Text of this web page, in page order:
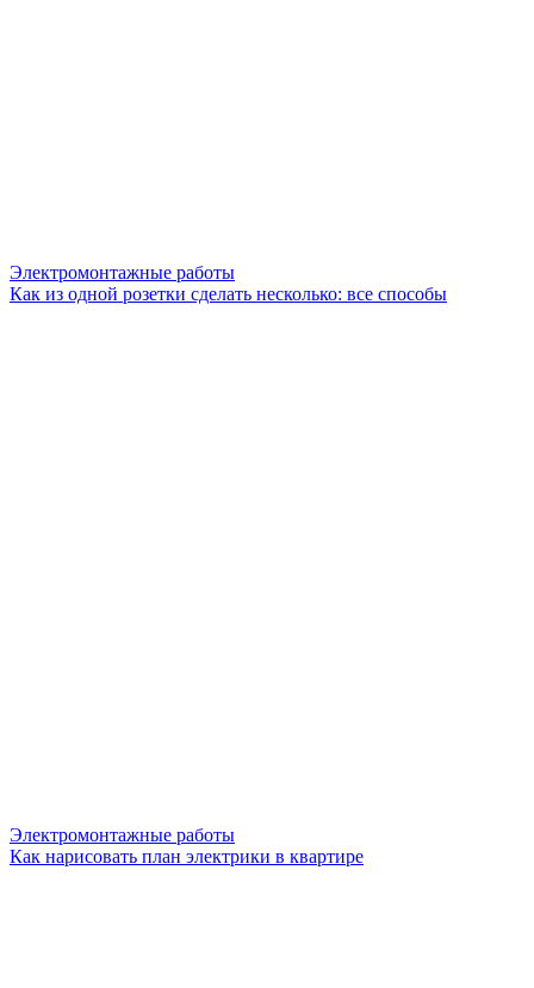
Электромонтажные работы
Как из одной розетки сделать несколько: все способы
Электромонтажные работы
Как нарисовать план электрики в квартире